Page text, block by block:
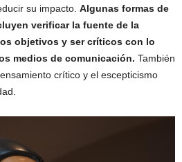
su impacto. Algunas formas de
verificar la fuente de la
objetivos y ser críticos con lo
medios de comunicación. También
crítico y el escepticismo